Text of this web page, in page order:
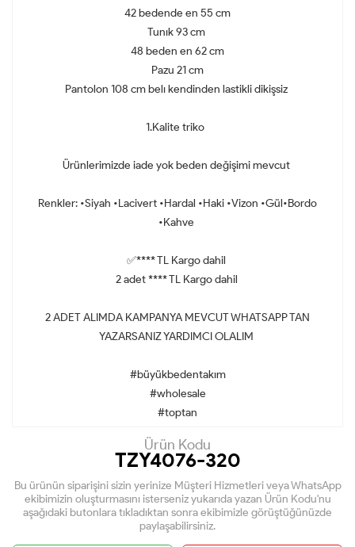
42 bedende en 55 cm
Tunık 93 cm
48 beden en 62 cm
Pazu 21 cm
Pantolon 108 cm belı kendinden lastikli dikişsiz
1.Kalite triko
Ürünlerimizde iade yok beden değişimi mevcut
Renkler: •Siyah •Lacivert •Hardal •Haki •Vizon •Gül•Bordo
•Kahve
✅**** TL Kargo dahil
2 adet **** TL Kargo dahil
2 ADET ALIMDA KAMPANYA MEVCUT WHATSAPP TAN
YAZARSANIZ YARDIMCI OLALIM
#büyükbedentakım
#wholesale
#toptan
Ürün Kodu
TZY4076-320
Bu ürünün siparişini sizin yerinize Müşteri Hizmetleri veya WhatsApp
ekibimizin oluşturmasını isterseniz yukarıda yazan Ürün Kodu'nu
aşağıdaki butonlara tıkladıktan sonra ekibimizle görüştüğünüzde
paylaşabilirsiniz.